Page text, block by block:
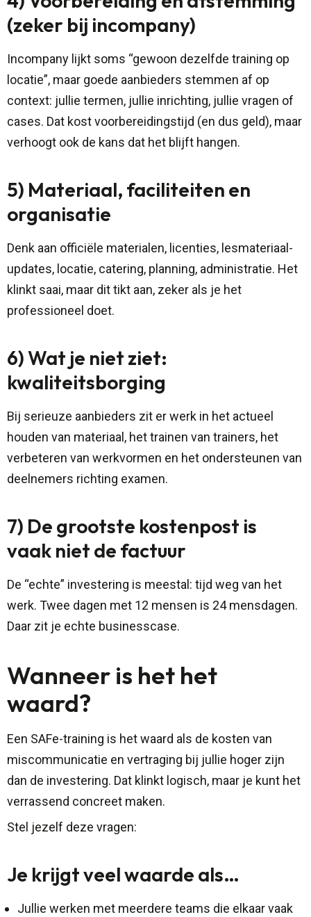
(zeker bij incompany)
Incompany lijkt soms “gewoon dezelfde training op
locatie”, maar goede aanbieders stemmen af op
context: jullie termen, jullie inrichting, jullie vragen of
cases. Dat kost voorbereidingstijd (en dus geld), maar
verhoogt ook de kans dat het blijft hangen.
5) Materiaal, faciliteiten en
organisatie
Denk aan officiële materialen, licenties, lesmateriaal-
updates, locatie, catering, planning, administratie. Het
klinkt saai, maar dit tikt aan, zeker als je het
professioneel doet.
6) Wat je niet ziet:
kwaliteitsborging
Bij serieuze aanbieders zit er werk in het actueel
houden van materiaal, het trainen van trainers, het
verbeteren van werkvormen en het ondersteunen van
deelnemers richting examen.
7) De grootste kostenpost is
vaak niet de factuur
De “echte” investering is meestal: tijd weg van het
werk. Twee dagen met 12 mensen is 24 mensdagen.
Daar zit je echte businesscase.
Wanneer is het het
waard?
Een SAFe-training is het waard als de kosten van
miscommunicatie en vertraging bij jullie hoger zijn
dan de investering. Dat klinkt logisch, maar je kunt het
verrassend concreet maken.
Stel jezelf deze vragen:
Je krijgt veel waarde als…
Jullie werken met meerdere teams die elkaar vaak